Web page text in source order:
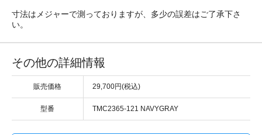
寸法はメジャーで測っておりますが、多少の誤差はご了承下さ
い。
その他の詳細情報
販売価格 29,700円(税込)
型番 TMC2365-121 NAVYGRAY